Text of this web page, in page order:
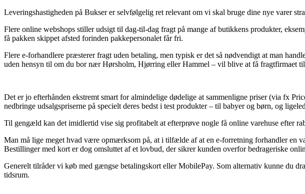
Leveringshastigheden på Bukser er selvfølgelig ret relevant om vi skal bruge dine nye varer
Flere online webshops stiller udsigt til dag-til-dag fragt på mange af butikkens produkter,
få pakken skippet afsted forinden pakkepersonalet får fri.
Flere e-forhandlere præsterer fragt uden betaling, men typisk er det så nødvendigt at man
uden hensyn til om du bor nær Hørsholm, Hjørring eller Hammel – vil blive at få fragtfirmaet
Det er jo efterhånden ekstremt smart for almindelige dødelige at sammenligne priser (via fx
nedbringe udsalgspriserne på specielt deres bedst i test produkter – til babyer og børn, og
Til gengæld kan det imidlertid vise sig profitabelt at efterprøve nogle få online varehuse efter
Man må lige meget hvad være opmærksom på, at i tilfælde af at en e-forretning forhandler en
Bestillinger med kort er dog omsluttet af et lovbud, der sikrer kunden overfor bedrageriske
Generelt tilråder vi køb med gængse betalingskort eller MobilePay. Som alternativ kunne du
tidsrum.